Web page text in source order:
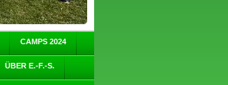
CAMPS 2024
ÜBER E.-F.-S.